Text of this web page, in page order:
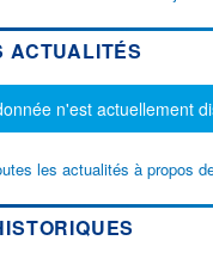
ACTUALITÉS
d'information
n'est actuellement
les actualités à propos